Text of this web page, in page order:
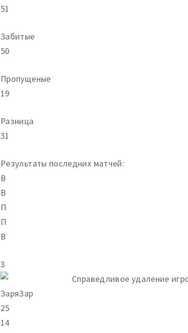
51
Забитые
50
Пропущеные
19
Разница
31
Результаты последних матчей:
В
В
П
П
В
3
ЗаряЗар
25
14